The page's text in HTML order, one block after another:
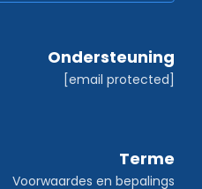
Ondersteuning
[email protected]
Terme
Voorwaardes en bepalings